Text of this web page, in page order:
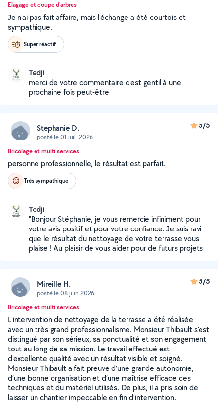
Elagage et coupe d'arbres
Je n'ai pas fait affaire, mais l'échange a été courtois et
sympathique.
Super réactif
Tedji
merci de votre commentaire c'est gentil à une
prochaine fois peut-être
Stephanie D.
posté le 01 juil. 2026
5/5
Bricolage et multi services
personne professionnelle, le résultat est parfait.
Très sympathique
Tedji
"Bonjour Stéphanie, je vous remercie infiniment pour
votre avis positif et pour votre confiance. Je suis ravi
que le résultat du nettoyage de votre terrasse vous
plaise ! Au plaisir de vous aider pour de futurs projets
Mireille H.
posté le 08 juin 2026
5/5
Bricolage et multi services
L'intervention de nettoyage de la terrasse a été réalisée
avec un très grand professionnalisme. Monsieur Thibault s'est
distingué par son sérieux, sa ponctualité et son engagement
tout au long de sa mission. Le travail effectué est
d'excellente qualité avec un résultat visible et soigné.
Monsieur Thibault a fait preuve d’une grande autonomie,
d’une bonne organisation et d’une maîtrise efficace des
techniques et du matériel utilisés. De plus, il a pris soin de
laisser un chantier impeccable en fin d’intervention.